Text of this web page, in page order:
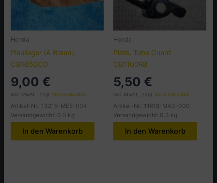
Honda
Pleullager (A Braun),
CBX650CD
9,00 €
inkl. MwSt., zzgl.Versandkosten
Artikel-Nr.: 13216-ME5-004
Versandgewicht: 0.3 kg
In den Warenkorb
Honda
Plate, Tube Guard
CB1100RB
5,50 €
inkl. MwSt., zzgl. Versandkosten
Artikel-Nr.: 11618-MA3-000
Versandgewicht: 0.3 kg
In den Warenkorb